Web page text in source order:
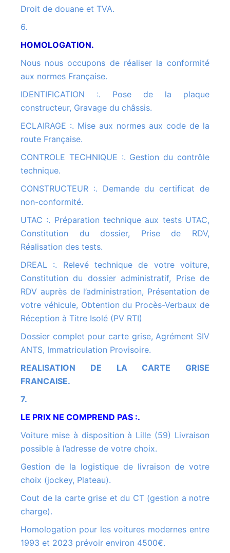
Droit de douane et TVA.
6.
HOMOLOGATION.
Nous nous occupons de réaliser la conformité
aux normes Française.
IDENTIFICATION :. Pose de la plaque
constructeur, Gravage du châssis.
ECLAIRAGE :. Mise aux normes aux code de la
route Française.
CONTROLE TECHNIQUE :. Gestion du contrôle
technique.
CONSTRUCTEUR :. Demande du certificat de
non-conformité.
UTAC :. Préparation technique aux tests UTAC,
Constitution du dossier, Prise de RDV,
Réalisation des tests.
DREAL :. Relevé technique de votre voiture,
Constitution du dossier administratif, Prise de
RDV auprès de l’administration, Présentation de
votre véhicule, Obtention du Procès-Verbaux de
Réception à Titre Isolé (PV RTI)
Dossier complet pour carte grise, Agrément SIV
ANTS, Immatriculation Provisoire.
REALISATION DE LA CARTE GRISE
FRANCAISE.
7.
LE PRIX NE COMPREND PAS :.
Voiture mise à disposition à Lille (59) Livraison
possible à l’adresse de votre choix.
Gestion de la logistique de livraison de votre
choix (jockey, Plateau).
Cout de la carte grise et du CT (gestion a notre
charge).
Homologation pour les voitures modernes entre
1993 et 2023 prévoir environ 4500€.